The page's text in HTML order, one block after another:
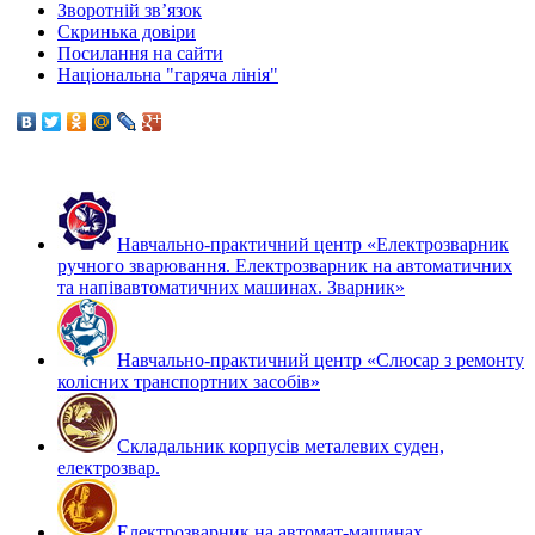
Зворотній зв’язок
Скринька довіри
Посилання на сайти
Національна "гаряча лінія"
Навчально-практичний центр «Електрозварник
ручного зварювання. Електрозварник на автоматичних
та напівавтоматичних машинах. Зварник»
Навчально-практичний центр «Слюсар з ремонту
колісних транспортних засобів»
Складальник корпусів металевих суден,
електрозвар.